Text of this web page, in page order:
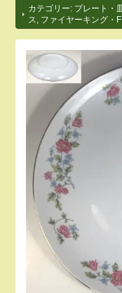
カテゴリー: プレート・皿
ス
ファイヤーキング・